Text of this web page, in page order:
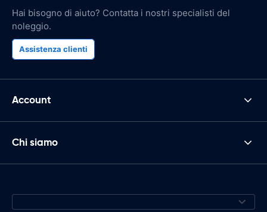
Hai bisogno di aiuto? Contatta i nostri specialisti del
noleggio.
Assistenza clienti
Account
Chi siamo